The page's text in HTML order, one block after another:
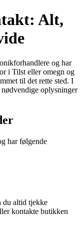
Alt,
og har
i Tilst eller omegn og
til det rette sted. I
oplysninger
har følgende
du altid tjekke
kontakte butikken